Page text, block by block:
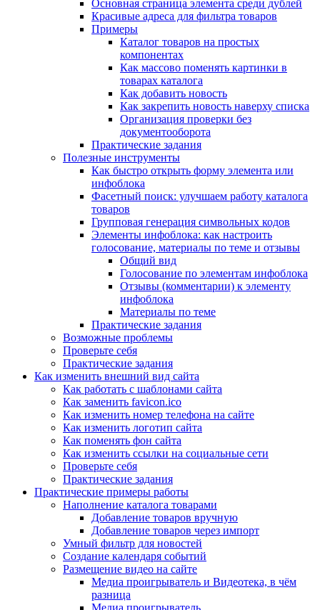
Основная страница элемента среди дублей
Красивые адреса для фильтра товаров
Примеры
Каталог товаров на простых
компонентах
Как массово поменять картинки в
товарах каталога
Как добавить новость
Как закрепить новость наверху списка
Организация проверки без
документооборота
Практические задания
Полезные инструменты
Как быстро открыть форму элемента или
инфоблока
Фасетный поиск: улучшаем работу каталога
товаров
Групповая генерация символьных кодов
Элементы инфоблока: как настроить
голосование, материалы по теме и отзывы
Общий вид
Голосование по элементам инфоблока
Отзывы (комментарии) к элементу
инфоблока
Материалы по теме
Практические задания
Возможные проблемы
Проверьте себя
Практические задания
Как изменить внешний вид сайта
Как работать с шаблонами сайта
Как заменить favicon.ico
Как изменить номер телефона на сайте
Как изменить логотип сайта
Как поменять фон сайта
Как изменить ссылки на социальные сети
Проверьте себя
Практические задания
Практические примеры работы
Наполнение каталога товарами
Добавление товаров вручную
Добавление товаров через импорт
Умный фильтр для новостей
Создание календаря событий
Размещение видео на сайте
Медиа проигрыватель и Видеотека, в чём
разница
Медиа проигрыватель